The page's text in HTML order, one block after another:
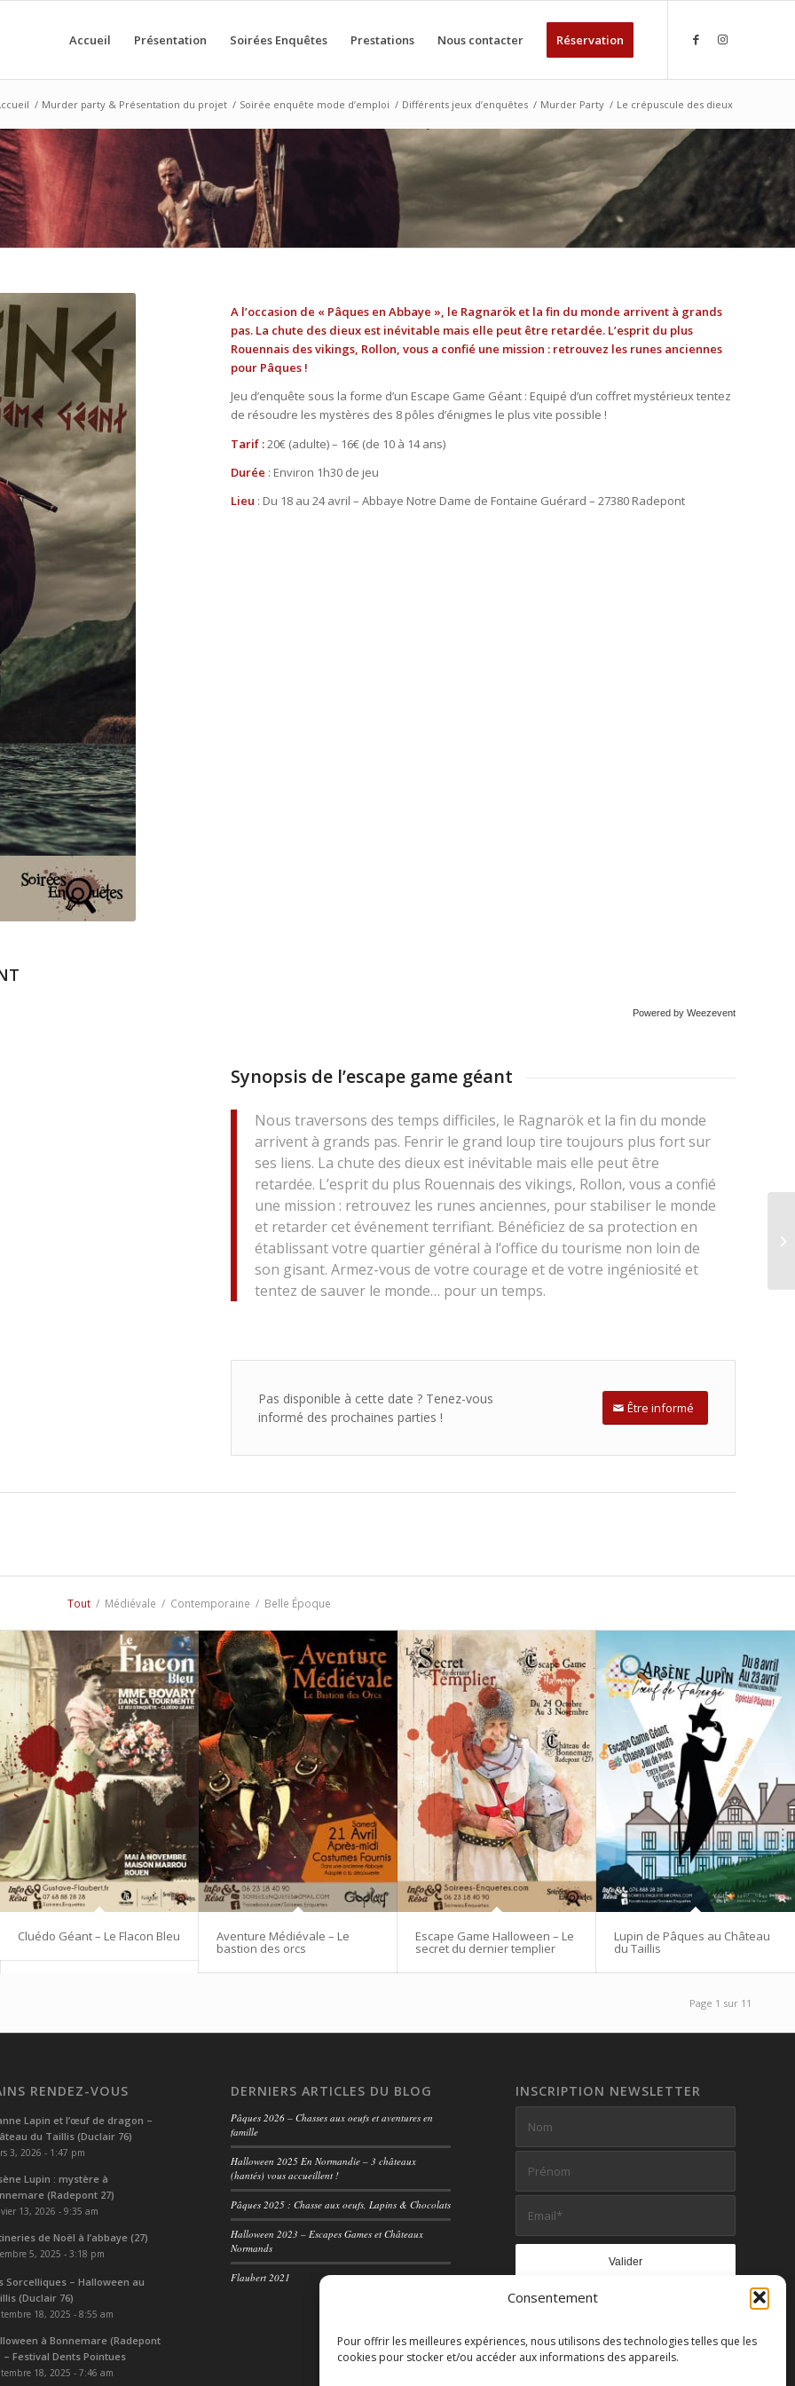
Consentement
Pour offrir les meilleures expériences, nous utilisons des technologies telles que les
cookies pour stocker et/ou accéder aux informations des appareils.
Accueil Présentation Soirées Enquêtes Prestations Nous contacter Réservation
/ Murder party & Présentation du projet / Soirée enquête mode d’emploi / Différents jeux d’enquêtes / Murder Party / Le crépuscule des dieux
A l’occasion de « Pâques en Abbaye », le Ragnarök et la fin du monde arrivent à grands
pas. La chute des dieux est inévitable mais elle peut être retardée. L’esprit du plus
Rouennais des vikings, Rollon, vous a confié une mission : retrouvez les runes anciennes
pour Pâques !
Jeu d’enquête sous la forme d’un Escape Game Géant : Equipé d’un coffret mystérieux tentez
de résoudre les mystères des 8 pôles d’énigmes le plus vite possible !
Tarif :20€ (adulte) – 16€ (de 10 à 14 ans)
Durée : Environ 1h30 de jeu
Lieu : Du 18 au 24 avril – Abbaye Notre Dame de Fontaine Guérard – 27380 Radepont
Powered by Weezevent
Synopsis de l’escape game géant
Nous traversons des temps difficiles, le Ragnarök et la fin du monde
arrivent à grands pas. Fenrir le grand loup tire toujours plus fort sur
ses liens. La chute des dieux est inévitable mais elle peut être
retardée. L’esprit du plus Rouennais des vikings, Rollon, vous a confié
une mission : retrouvez les runes anciennes, pour stabiliser le monde
et retarder cet événement terrifiant. Bénéficiez de sa protection en
établissant votre quartier général à l’office du tourisme non loin de
son gisant. Armez-vous de votre courage et de votre ingéniosité et
tentez de sauver le monde… pour un temps.
Pas disponible à cette date ? Tenez-vous
informé des prochaines parties !
Être informé
Tout / Médiévale / Contemporaine / Belle Époque
Cluédo Géant – Le Flacon Bleu Aventure Médiévale – Le
bastion des orcs
Escape Game Halloween – Le
secret du dernier templier
Lupin de Pâques au Château
du Taillis
Page 1 sur 11
RENDEZ-VOUS
Lapin et l’œuf de dragon –
du Taillis (Duclair 76)
3, 2026 - 1:47 pm
Lupin : mystère à
(Radepont 27)
13, 2026 - 9:35 am
de Noël à l’abbaye (27)
5, 2025 - 3:18 pm
Sorcelliques – Halloween au
(Duclair 76)
18, 2025 - 8:55 am
à Bonnemare (Radepont
– Festival Dents Pointues
18, 2025 - 7:46 am
DERNIERS ARTICLES DU BLOG
Pâques 2026 – Chasses aux oeufs et aventures en
famille
Halloween 2025 En Normandie – 3 châteaux
(hantés) vous accueillent !
Pâques 2025 : Chasse aux oeufs, Lapins & Chocolats
Halloween 2023 – Escapes Games et Châteaux
Normands
Flaubert 2021
INSCRIPTION NEWSLETTER